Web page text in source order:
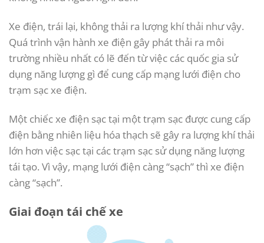
Xe điện, trái lại, không thải ra lượng khí thải như vậy.
Quá trình vận hành xe điện gây phát thải ra môi
trường nhiều nhất có lẽ đến từ việc các quốc gia sử
dụng năng lượng gì để cung cấp mạng lưới điện cho
trạm sạc xe điện.
Một chiếc xe điện sạc tại một trạm sạc được cung cấp
điện bằng nhiên liệu hóa thạch sẽ gây ra lượng khí thải
lớn hơn việc sạc tại các trạm sạc sử dụng năng lượng
tái tạo. Vì vậy, mạng lưới điện càng “sạch” thì xe điện
càng “sạch”.
Giai đoạn tái chế xe